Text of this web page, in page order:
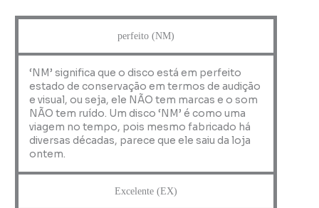
perfeito (NM)
‘NM’ significa que o disco está em perfeito
estado de conservação em termos de audição
e visual, ou seja, ele NÃO tem marcas e o som
NÃO tem ruído. Um disco ‘NM’ é como uma
viagem no tempo, pois mesmo fabricado há
diversas décadas, parece que ele saiu da loja
ontem.
Excelente (EX)